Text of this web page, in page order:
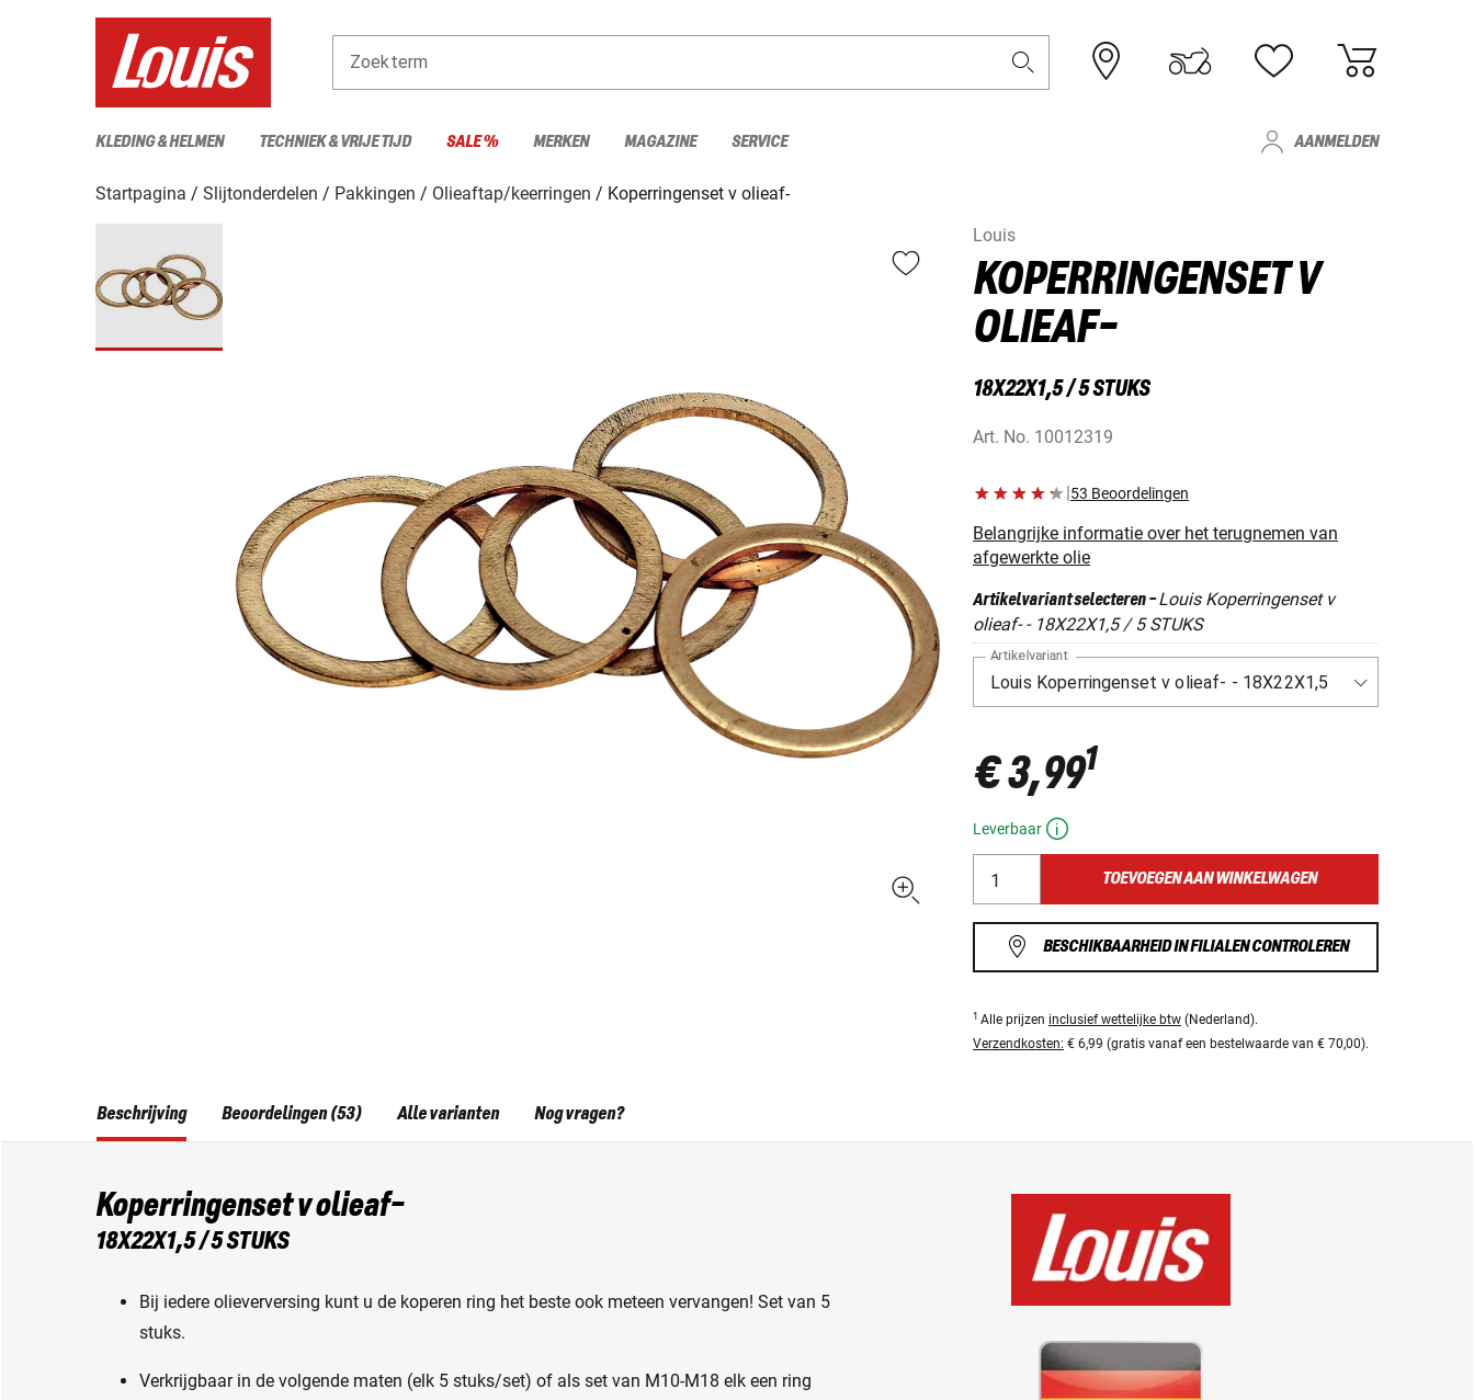
Zoekterm
KLEDING & HELMEN TECHNIEK & VRIJE TIJD SALE % MERKEN MAGAZINE SERVICE AANMELDEN
Startpagina Slijtonderdelen Pakkingen Olieaftap/keerringen
Koperringenset v olieaf-
Louis
KOPERRINGENSET V
OLIEAF-
18X22X1,5 / 5 STUKS
Art. No. 10012319
|53 Beoordelingen
Belangrijke informatie over het terugnemen van
afgewerkte olie
Artikelvariant selecteren-Louis Koperringenset v
olieaf- - 18X22X1,5 / 5 STUKS
Artikelvariant
€ 3,991
Leverbaar
TOEVOEGEN AAN WINKELWAGEN
BESCHIKBAARHEID IN FILIALEN CONTROLEREN
1 Alle prijzen inclusief wettelijke btw (Nederland).
Verzendkosten: € 6,99 (gratis vanaf een bestelwaarde van € 70,00).
Beschrijving
Koperringenset v olieaf-
18X22X1,5 / 5 STUKS
Bij iedere olieverversing kunt u de koperen ring het beste ook meteen vervangen! Set van 5
stuks.
Verkrijgbaar in de volgende maten (elk 5 stuks/set) of als set van M10-M18 elk een ring
Beoordelingen (53) Alle varianten Nog vragen?